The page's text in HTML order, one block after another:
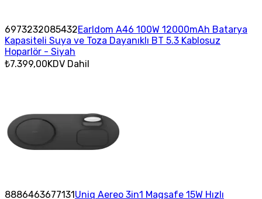
6973232085432Earldom A46 100W 12000mAh Batarya
Kapasiteli Suya ve Toza Dayanıklı BT 5.3 Kablosuz
Hoparlör - Siyah
₺7.399,00KDV Dahil
8886463677131Uniq Aereo 3in1 Magsafe 15W Hızlı